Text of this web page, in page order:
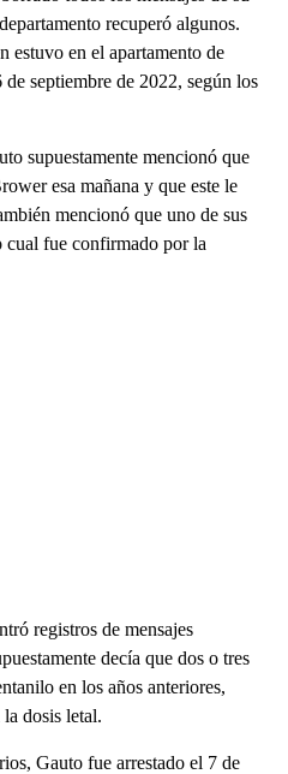
recuperó algunos.
estuvo en el apartamento de
septiembre de 2022, según los
supuestamente mencionó que
esa mañana y que este le
mencionó que uno de sus
fue confirmado por la
registros de mensajes
decía que dos o tres
en los años anteriores,
dosis letal.
Gauto fue arrestado el 7 de